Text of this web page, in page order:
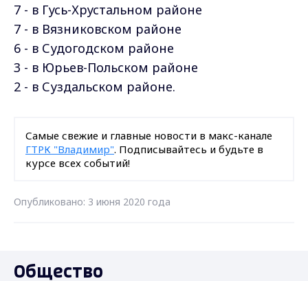
7 - в Гусь-Хрустальном районе
7 - в Вязниковском районе
6 - в Судогодском районе
3 - в Юрьев-Польском районе
2 - в Суздальском районе.
Самые свежие и главные новости в макс-канале
ГТРК "Владимир". Подписывайтесь и будьте в
курсе всех событий!
Опубликовано: 3 июня 2020 года
Общество